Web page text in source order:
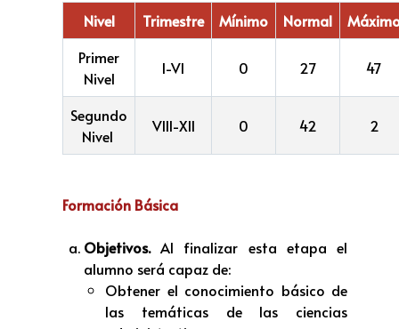
Nivel Trimestre Mínimo Normal
Primer
Nivel
I-VI 0 27 47
Segundo
Nivel
VIII-XII 0 42 2
Formación Básica
Objetivos.Al finalizar esta etapa el
alumno será capaz de:
Obtener el conocimiento básico de
las temáticas de las ciencias